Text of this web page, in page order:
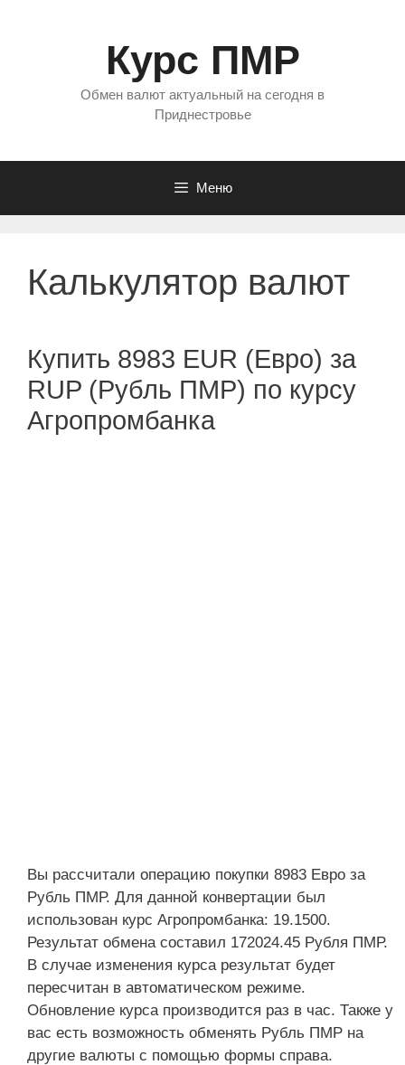
Курс ПМР
Обмен валют актуальный на сегодня в
Приднестровье
Меню
Калькулятор валют
Купить 8983 EUR (Евро) за
RUP (Рубль ПМР) по курсу
Агропромбанка
Вы рассчитали операцию покупки 8983 Евро за
Рубль ПМР. Для данной конвертации был
использован курс Агропромбанка: 19.1500.
Результат обмена составил 172024.45 Рубля ПМР.
В случае изменения курса результат будет
пересчитан в автоматическом режиме.
Обновление курса производится раз в час. Также у
вас есть возможность обменять Рубль ПМР на
другие валюты с помощью формы справа.